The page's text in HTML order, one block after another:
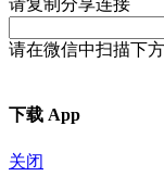
请复制分享连接
请在微信中扫描下
下载 App
关闭